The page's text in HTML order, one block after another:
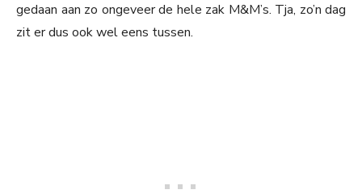
gedaan aan zo ongeveer de hele zak M&M’s. Tja, zo’n dag
zit er dus ook wel eens tussen.